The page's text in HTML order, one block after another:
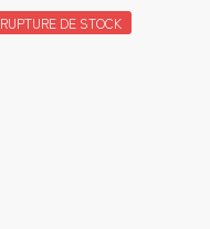
RUPTURE DE STOCK